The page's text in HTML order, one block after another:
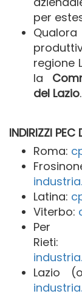
per
regione
la
del Lazio.
INDIRIZZI PEC
Roma:
Latina:
Viterbo:
Rieti:
Lazio